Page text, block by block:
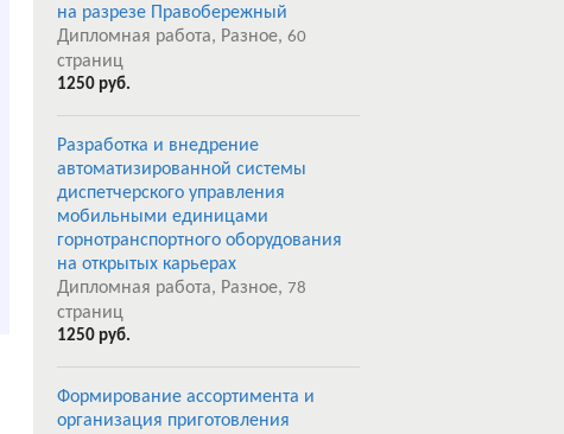
на разрезе Правобережный
Дипломная работа, Разное, 60
страниц
1250 руб.
Разработка и внедрение
автоматизированной системы
диспетчерского управления
мобильными единицами
горнотранспортного оборудования
на открытых карьерах
Дипломная работа, Разное, 78
страниц
1250 руб.
Формирование ассортимента и
организация приготовления